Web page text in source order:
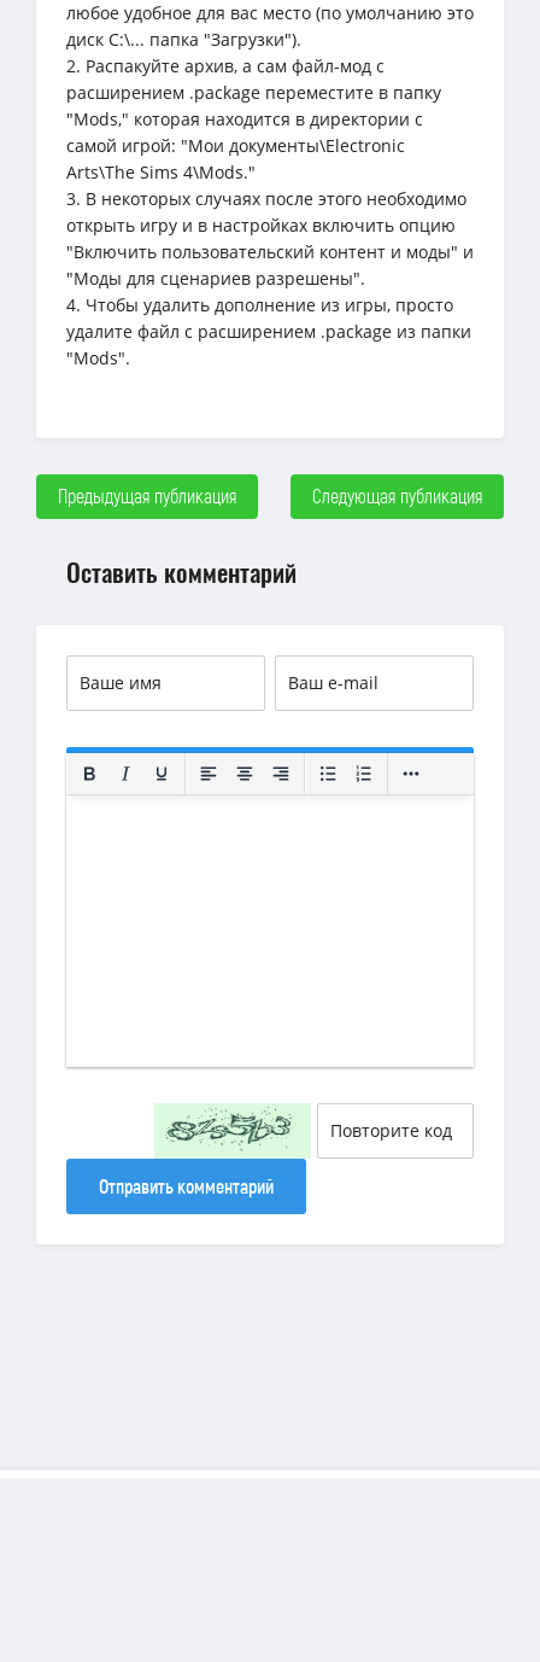
любое удобное для вас место (по умолчанию это
диск C:\... папка "Загрузки").
2. Распакуйте архив, а сам файл-мод с
расширением .package переместите в папку
"Mods," которая находится в директории с
самой игрой: "Мои документы\Electronic
Arts\The Sims 4\Mods."
3. В некоторых случаях после этого необходимо
открыть игру и в настройках включить опцию
"Включить пользовательский контент и моды" и
"Моды для сценариев разрешены".
4. Чтобы удалить дополнение из игры, просто
удалите файл с расширением .package из папки
"Mods".
Предыдущая публикация Следующая публикация
Оставить комментарий
Отправить комментарий